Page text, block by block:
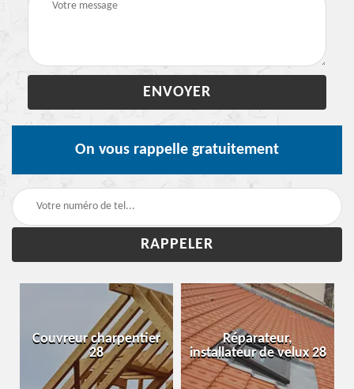
On vous rappelle gratuitement
Couvreur charpentier
28
Réparateur,
installateur de velux 28